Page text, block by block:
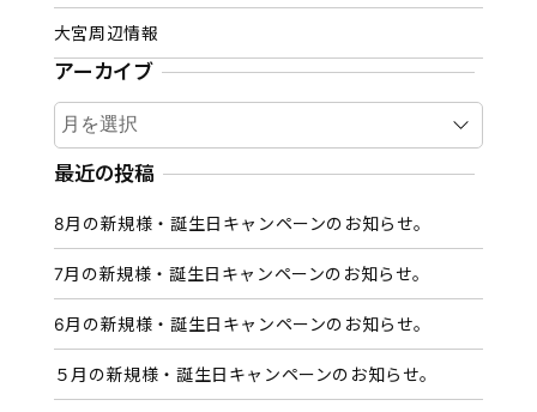
大宮周辺情報
アーカイブ
ア
ー
カ
ブ
最近の投稿
8月の新規様・誕生日キャンペーンのお知らせ。
7月の新規様・誕生日キャンペーンのお知らせ。
6月の新規様・誕生日キャンペーンのお知らせ。
５月の新規様・誕生日キャンペーンのお知らせ。